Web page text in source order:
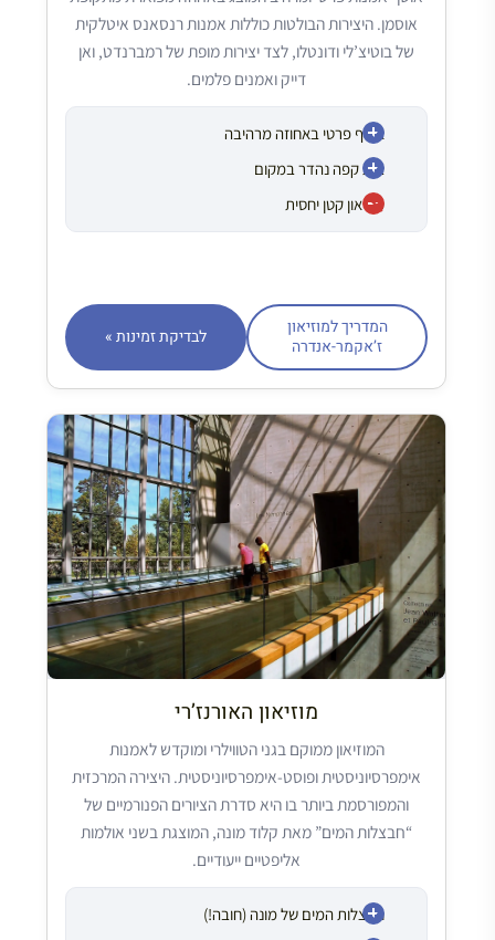
אוסף פרטי באחוזה מרהיבה
בית קפה נהדר במקום
מוזיאון קטן יחסית
אוסמן. היצירות הבולטות כוללות אמנות רנסאנס איטלקית
של בוטיצ’לי ודונטלו, לצד יצירות מופת של רמברנדט, ואן
דייק ואמנים פלמים.
המדריך למוזיאון
ז’אקמר-אנדרה
לבדיקת זמינות »
מוזיאון האורנז’רי
חבצלות המים של מונה (חובה!)
המוזיאון ממוקם בגני הטווילרי ומוקדש לאמנות
אימפרסיוניסטית ופוסט-אימפרסיוניסטית. היצירה המרכזית
והמפורסמת ביותר בו היא סדרת הציורים הפנורמיים של
“חבצלות המים” מאת קלוד מונה, המוצגת בשני אולמות
אליפטיים ייעודיים.